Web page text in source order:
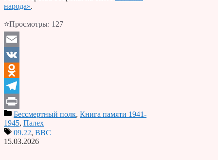
народа».
⭐Просмотры: 127
Email
VK
Odnoklassniki
Telegram
PrintБессмертный полк, Книга памяти 1941-
1945, Палех
09.22, ВВС
15.03.2026